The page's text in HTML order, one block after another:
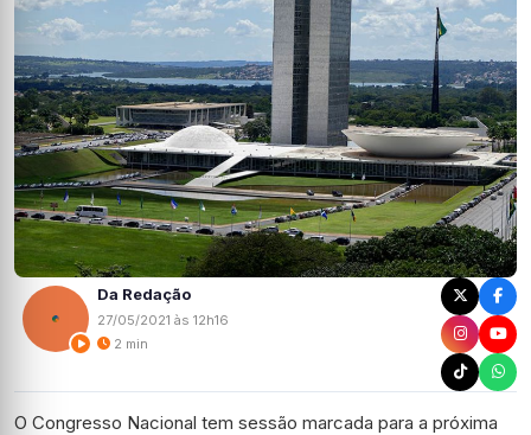
Da Redação
27/05/2021 às 12h16
2 min
O Congresso Nacional tem sessão marcada para a próxima